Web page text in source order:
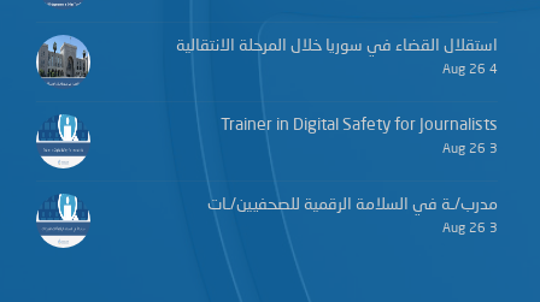
استقلال القضاء في سوريا خلال المرحلة الانتقالية
4 Aug 26
Trainer in Digital Safety for Journalists
3 Aug 26
مدرب/ـة في السلامة الرقمية للصحفيين/ـات
3 Aug 26